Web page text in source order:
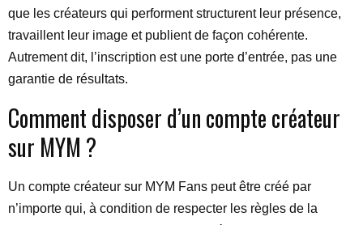
que les créateurs qui performent structurent leur présence,
travaillent leur image et publient de façon cohérente.
Autrement dit, l’inscription est une porte d’entrée, pas une
garantie de résultats.
Comment disposer d’un compte créateur
sur MYM ?
Un compte créateur sur MYM Fans peut être créé par
n’importe qui, à condition de respecter les règles de la